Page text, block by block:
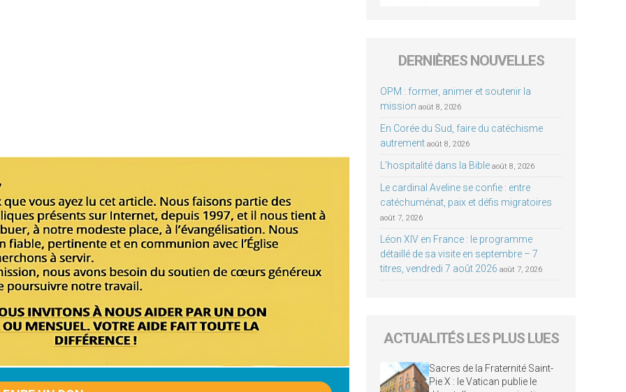
DERNIÈRES NOUVELLES
OPM : former, animer et soutenir la
mission août 8, 2026
En Corée du Sud, faire du catéchisme
autrement août 8, 2026
L’hospitalité dans la Bible août 8, 2026
Le cardinal Aveline se confie : entre
catéchuménat, paix et défis migratoires
août 7, 2026
Léon XIV en France : le programme
détaillé de sa visite en septembre – 7
titres, vendredi 7 août 2026 août 7, 2026
ACTUALITÉS LES PLUS LUES
Sacres de la Fraternité Saint-
Pie X : le Vatican publie le